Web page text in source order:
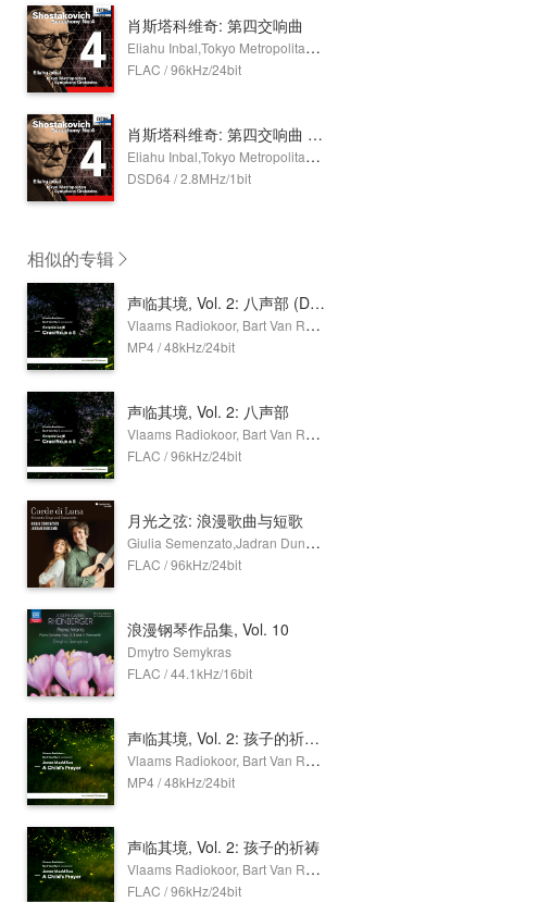
肖斯塔科维奇: 第四交响曲
Eliahu Inbal,Tokyo Metropolitan Symphony Orchestra
FLAC / 96kHz/24bit
肖斯塔科维奇: 第四交响曲 (2.8MHz DSD)
Eliahu Inbal,Tokyo Metropolitan Symphony Orchestra
DSD64 / 2.8MHz/1bit
相似的专辑
声临其境, Vol. 2: 八声部 (Dolby Atmos)
Vlaams Radiokoor, Bart Van Reyn
MP4 / 48kHz/24bit
声临其境, Vol. 2: 八声部
Vlaams Radiokoor, Bart Van Reyn
FLAC / 96kHz/24bit
月光之弦: 浪漫歌曲与短歌
Giulia Semenzato,Jadran Duncumb
FLAC / 96kHz/24bit
浪漫钢琴作品集, Vol. 10
Dmytro Semykras
FLAC / 44.1kHz/16bit
声临其境, Vol. 2: 孩子的祈祷 (Dolby Atmos)
Vlaams Radiokoor, Bart Van Reyn
MP4 / 48kHz/24bit
声临其境, Vol. 2: 孩子的祈祷
Vlaams Radiokoor, Bart Van Reyn
FLAC / 96kHz/24bit